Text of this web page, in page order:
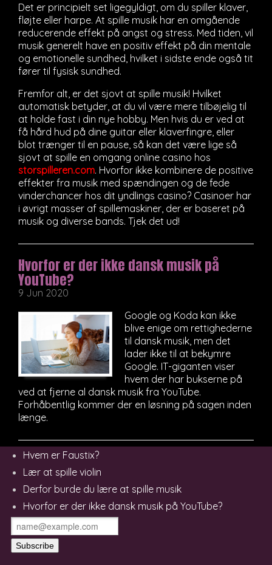
Hvem er Faustix?
Lær at spille violin
Derfor burde du lære at spille musik
Hvorfor er der ikke dansk musik på YouTube?
Det er principielt set ligegyldigt, om du spiller klaver,
fløjte eller harpe. At spille musik har en omgående
reducerende effekt på angst og stress. Med tiden, vil
musik generelt have en positiv effekt på din mentale
og emotionelle sundhed, hvilket i sidste ende også tit
fører til fysisk sundhed.
Fremfor alt, er det sjovt at spille musik! Hvilket
automatisk betyder, at du vil være mere tilbøjelig til
at holde fast i din nye hobby. Men hvis du er ved at
få hård hud på dine guitar eller klaverfingre, eller
blot trænger til en pause, så kan det være lige så
sjovt at spille en omgang online casino hos
storspilleren.com. Hvorfor ikke kombinere de positive
effekter fra musik med spændingen og de fede
vinderchancer hos dit yndlings casino? Casinoer har
i øvrigt masser af spillemaskiner, der er baseret på
musik og diverse bands. Tjek det ud!
Hvorfor er der ikke dansk musik på
YouTube?
9 Jun 2020
Google og Koda kan ikke
blive enige om rettighederne
til dansk musik, men det
lader ikke til at bekymre
Google. IT-giganten viser
hvem der har bukserne på
ved at fjerne al dansk musik fra YouTube.
Forhåbentlig kommer der en løsning på sagen inden
længe.